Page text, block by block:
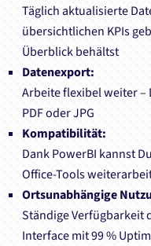
Täglich aktualisierte
übersichtlichen KPIs
Überblick behältst
Datenexport:
Arbeite flexibel weiter –
PDF oder JPG
Kompatibilität:
Dank PowerBI kannst
Office-Tools
Ortsunabhängige
Ständige Verfügbarkeit
Interface mit 99 %